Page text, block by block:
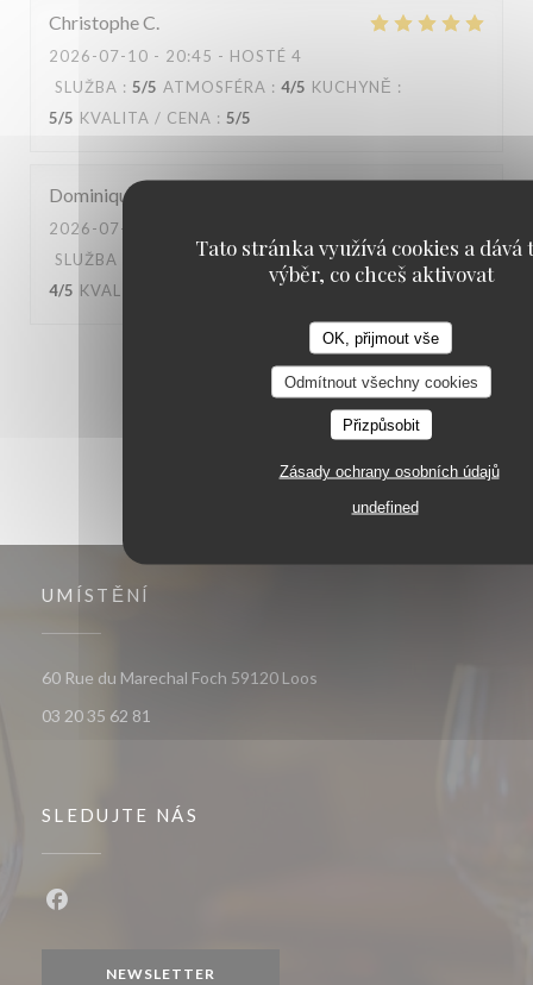
Tato stránka využívá cookies a dává
výběr, co chceš aktivovat
OK, přijmout vše
Odmítnout všechny cookies
Přizpůsobit
Zásady ochrany osobních údajů
undefined
ChristopheC
2026-07-10 - 20:45 - HOSTÉ 4
SLUŽBA : 5/5 ATMOSFÉRA : 4/5 KUCHYNĚ :
5/5 KVALITA / CENA : 5/5
Dominique
2026-07-04
SLUŽBA
ATMOSFÉRA: 4/5 KUCHYNĚ :
4/5 KVALITA / CENA
3
UMÍSTĚNÍ
60 Rue du Marechal Foch 59120 Loos
03 20 35 62 81
SLEDUJTE NÁS
NEWSLETTER